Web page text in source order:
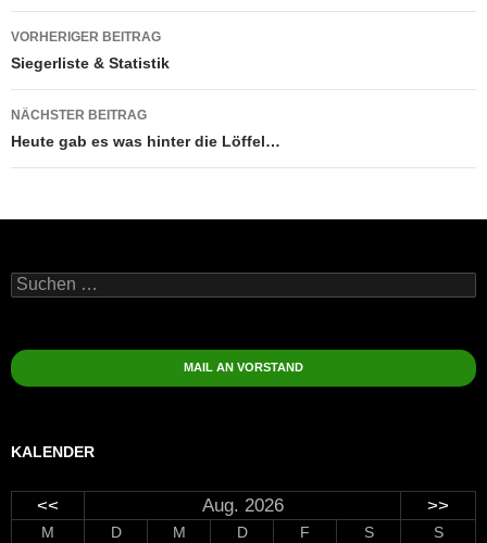
Beitragsnavigation
VORHERIGER BEITRAG
Siegerliste & Statistik
NÄCHSTER BEITRAG
Heute gab es was hinter die Löffel…
Suchen
nach:
MAIL AN VORSTAND
KALENDER
<< Aug. 2026 >>
M D M D F S
S